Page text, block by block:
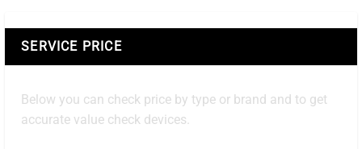
SERVICE PRICE
Below you can check price by type or brand and to get
accurate value check devices.